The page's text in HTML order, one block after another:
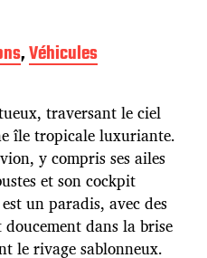
,Véhicules
traversant le ciel
île tropicale luxuriante.
y compris ses ailes
et son cockpit
un paradis, avec des
dans la brise
le rivage sablonneux.